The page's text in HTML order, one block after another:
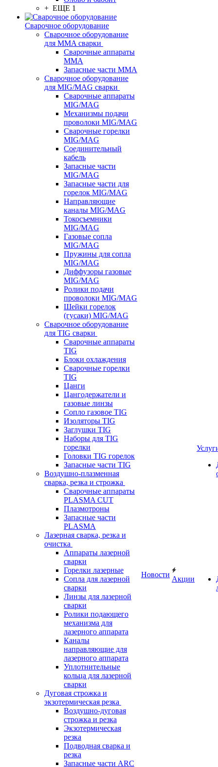
+ ЕЩЕ 1
Сварочное оборудование
Сварочное оборудование
для MMA сварки
Сварочные аппараты
MMA
Запасные части MMA
Сварочное оборудование
для MIG/MAG сварки
Сварочные аппараты
MIG/MAG
Механизмы подачи
проволоки MIG/MAG
Сварочные горелки
MIG/MAG
Соединительный
кабель
Запасные части
MIG/MAG
Запасные части для
горелок MIG/MAG
Направляющие
каналы MIG/MAG
Токосъемники
MIG/MAG
Газовые сопла
MIG/MAG
Пружины для сопла
MIG/MAG
Диффузоры газовые
MIG/MAG
Ролики подачи
проволоки MIG/MAG
Шейки горелок
(гусаки) MIG/MAG
Сварочное оборудование
для TIG сварки
Сварочные аппараты
TIG
Блоки охлаждения
Сварочные горелки
TIG
Цанги
Цангодержатели и
газовые линзы
Сопло газовое TIG
Изоляторы TIG
Заглушки TIG
Наборы для TIG
горелки
Головки TIG горелок
Запасные части TIG
Воздушно-плазменная
сварка, резка и строжка
Сварочные аппараты
PLASMA CUT
Плазмотроны
Запасные части
PLASMA
Лазерная сварка, резка и
очистка
Аппараты лазерной
сварки
Горелки лазерные
Сопла для лазерной
сварки
Линзы для лазерной
сварки
Ролики подающего
механизма для
лазерного аппарата
Каналы
направляющие для
лазерного аппарата
Уплотнительные
кольца для лазерной
сварки
Дуговая строжка и
экзотермическая резка
Воздушно-дуговая
строжка и резка
Экзотермическая
резка
Подводная сварка и
резка
Запасные части ARC
Новости
Акции